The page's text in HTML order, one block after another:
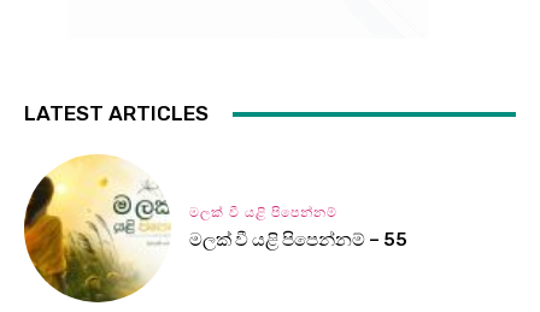
LATEST ARTICLES
මලක් වී යළි පිපෙන්නම්
මලක් වී යළි පිපෙන්නම් – 55